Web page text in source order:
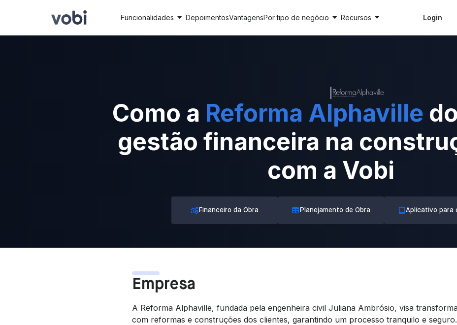
Funcionalidades DepoimentosVantagensPor tipo de negócio Recursos Login
Como a Reforma Alphaville
gestão financeira na
com a Vobi
Financeiro da Obra Planejamento de Obra Aplicativo para
Empresa
A Reforma Alphaville, fundada pela engenheira civil Juliana Ambrósio, visa
com reformas e construções dos clientes, garantindo um processo tranquilo e seguro.